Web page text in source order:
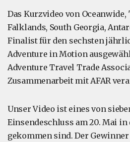
Das Kurzvideo von
Falklands, South Georgia,
Finalist für den sechsten
Adventure in Motion
Adventure Travel Trade
Zusammenarbeit mit AFAR
Unser Video ist eines von
Einsendeschluss am 20. Mai
gekommen sind. Der